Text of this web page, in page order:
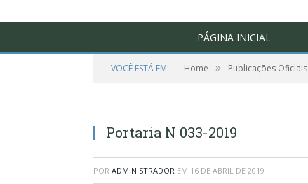
PÁGINA INICIAL
VOCÊ ESTÁ EM: Home » Publicações Oficiais
Portaria N 033-2019
POR ADMINISTRADOR EM 16 DE ABRIL DE 2019